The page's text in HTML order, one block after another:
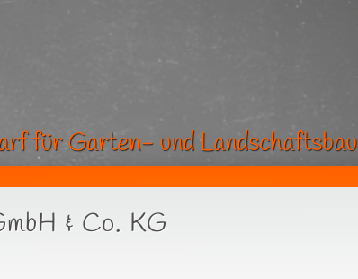
für Garten- und Landschaftsbau
& Co. KG